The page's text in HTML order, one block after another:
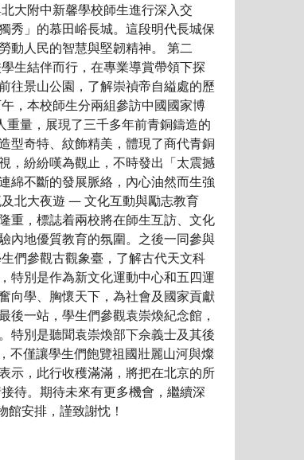
大附中新馨學校師生進行深入交
」的慕田峪長城。這段明代長城保
動人民的智慧與堅韌精神。 第二
生結伴而行，在專業導賞帶領下探
往景山公園，了解崇禎帝自縊處的歷
，本校師生分兩組參訪中國國家博
量，展現了三千多年前青銅鑄造的
型奇特、紋飾精美，體現了商代青銅
，紛紛嘆為觀止，不時發出「太震撼
綿不斷的發展脈絡，內心油然而生強
北大夜遊 — 文化互動與勵志教育
，標誌着兩校將在師生互訪、文化
內地優質教育的氛圍。之後一同參與
們參觀古觀象臺，了解古代天文科
特別是作為新文化運動中心和五四運
向學、胸懷天下，為社會及國家貢獻
一站，學生們參觀袁崇煥紀念館，
特別是聽聞袁崇煥部下佘義士及其後
僅讓學生們飽覽祖國壯麗山河與燦
示，此行收穫滿滿，將把在北京的所
待。期待未來有更多機會，繼續深
安排，謹致謝忱！